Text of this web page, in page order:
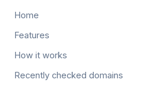
Home
Features
How it works
Recently checked domains